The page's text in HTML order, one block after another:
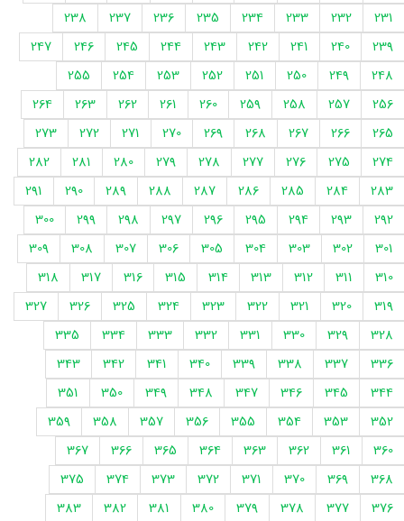
231
232
233
234
235
236
237
238
239
240
241
242
243
244
245
246
247
248
249
250
251
252
253
254
255
256
257
258
259
260
261
262
263
264
265
266
267
268
269
270
271
272
273
274
275
276
277
278
279
280
281
282
283
284
285
286
287
288
289
290
291
292
293
294
295
296
297
298
299
300
301
302
303
304
305
306
307
308
309
310
311
312
313
314
315
316
317
318
319
320
321
322
323
324
325
326
327
328
329
330
331
332
333
334
335
336
337
338
339
340
341
342
343
344
345
346
347
348
349
350
351
352
353
354
355
356
357
358
359
360
361
362
363
364
365
366
367
368
369
370
371
372
373
374
375
376
377
378
379
380
381
382
383